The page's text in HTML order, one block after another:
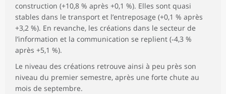
construction (+10,8 % après +0,1 %). Elles sont quasi
stables dans le transport et l’entreposage (+0,1 % après
+3,2 %). En revanche, les créations dans le secteur de
l’information et la communication se replient (‑4,3 %
après +5,1 %).
Le niveau des créations retrouve ainsi à peu près son
niveau du premier semestre, après une forte chute au
mois de septembre.